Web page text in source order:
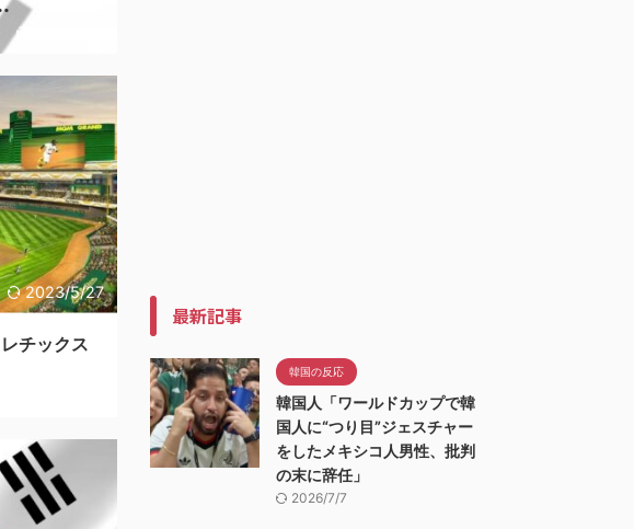
2023/5/27
チックス
最新記事
韓国の反応
韓国人「ワールドカップで韓
国人に“つり目”ジェスチャー
をしたメキシコ人男性、批判
の末に辞任」
2026/7/7